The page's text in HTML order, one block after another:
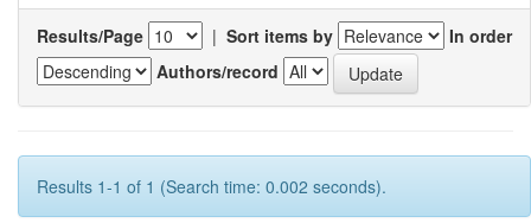
Results/Page | Sort items by
In order
Authors/record
Results 1-1 of 1 (Search time: 0.002 seconds).